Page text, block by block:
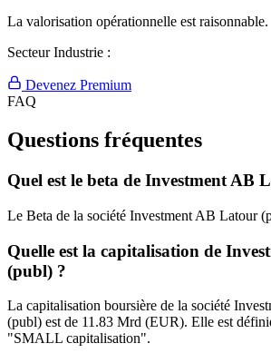
La valorisation opérationnelle est raisonnable.
Secteur Industrie :
Devenez Premium
FAQ
Questions fréquentes
Quel est le beta de Investment AB
Le Beta de la société Investment AB Latour
Quelle est la capitalisation de
(publ) ?
La capitalisation boursière de la société
(publ) est de 11.83 Mrd (EUR). Elle est
"SMALL capitalisation".